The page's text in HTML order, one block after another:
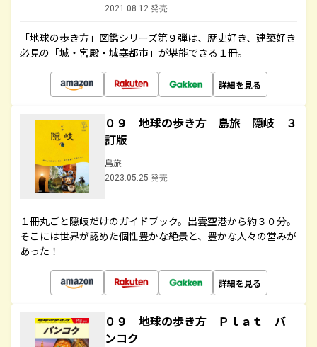
2021.08.12 発売
「地球の歩き方」図鑑シリーズ第９弾は、歴史好き、建築好き
必見の「城・宮殿・城塞都市」が堪能できる１冊。
詳細を見る
０９ 地球の歩き方 島旅 隠岐 ３
訂版
島旅
2023.05.25 発売
１冊丸ごと隠岐だけのガイドブック。出雲空港から約３０分。
そこには世界が認めた個性豊かな絶景と、豊かな人々の営みが
あった！
詳細を見る
０９ 地球の歩き方 Ｐｌａｔ バ
ンコク